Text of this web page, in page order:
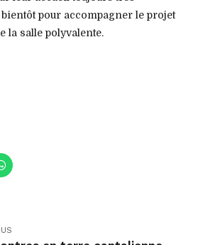
pour accompagner le projet
la salle polyvalente.